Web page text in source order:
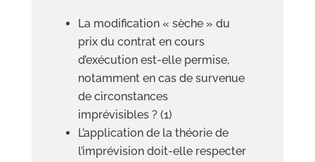
La modification « sèche » du
prix du contrat en cours
d’exécution est-elle permise,
notamment en cas de survenue
de circonstances
imprévisibles ? (1)
L’application de la théorie de
l’imprévision doit-elle respecter